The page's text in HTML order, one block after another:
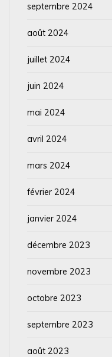
septembre 2024
août 2024
juillet 2024
juin 2024
mai 2024
avril 2024
mars 2024
février 2024
janvier 2024
décembre 2023
novembre 2023
octobre 2023
septembre 2023
août 2023